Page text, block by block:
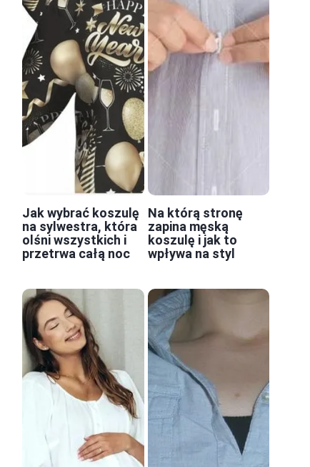
Jak wybrać koszulę
na sylwestra, która
olśni wszystkich i
przetrwa całą noc
Na którą stronę
zapina męską
koszulę i jak to
wpływa na styl